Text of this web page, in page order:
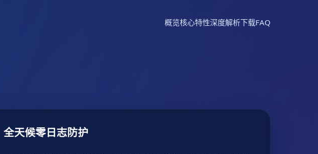
概览核心特性深度解析下载FAQ
全天候零日志防护